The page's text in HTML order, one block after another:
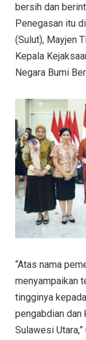
bersih dan
Penegasan itu
(Sulut), Mayjen
Kepala
Negara Bumi
“Atas nama
menyampaikan
tingginya
pengabdian dan
Sulawesi Utara,”